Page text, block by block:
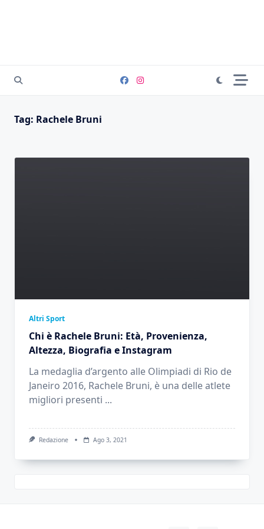
Tag: Rachele Bruni
Altri Sport
Chi è Rachele Bruni: Età, Provenienza,
Altezza, Biografia e Instagram
La medaglia d’argento alle Olimpiadi di Rio de
Janeiro 2016, Rachele Bruni, è una delle atlete
migliori presenti ...
Redazione Ago 3, 2021